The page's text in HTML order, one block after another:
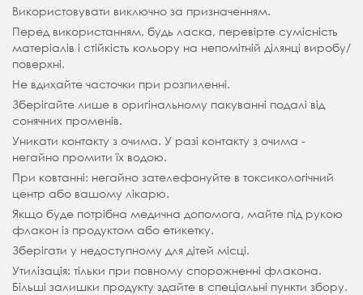
Використовувати виключно за призначенням.
Перед використанням, будь ласка, перевірте сумісність
матеріалів і стійкість кольору на непомітній ділянці виробу/
поверхні.
Не вдихайте часточки при розпиленні.
Зберігайте лише в оригінальному пакуванні подалі від
сонячних променів.
Уникати контакту з очима. У разі контакту з очима -
негайно промити їх водою.
При ковтанні: негайно зателефонуйте в токсикологічний
центр або вашому лікарю.
Якщо буде потрібна медична допомога, майте під рукою
флакон із продуктом або етикетку.
Зберігати у недоступному для дітей місці.
Утилізація: тільки при повному спорожненні флакона.
Більші залишки продукту здайте в спеціальні пункти збору.